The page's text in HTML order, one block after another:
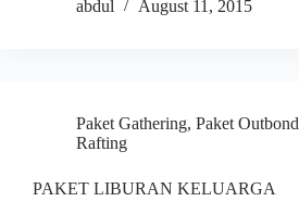
abdul August 11, 2015
Paket Gathering, Paket Outbond
Rafting
PAKET LIBURAN KELUARGA